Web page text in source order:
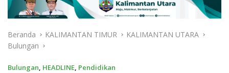
Beranda KALIMANTAN TIMUR
KALIMANTAN UTARA
Bulungan
Bulungan, HEADLINE, Pendidikan